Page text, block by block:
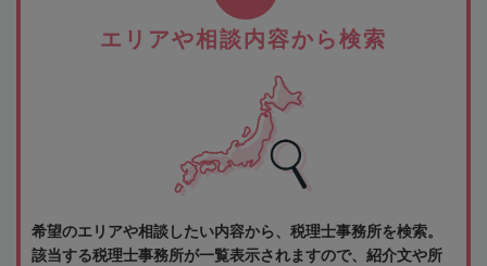
エリアや相談内容から検索
希望のエリアや相談したい内容から、税理士事務所を検索。
該当する税理士事務所が一覧表示されますので、紹介文や所